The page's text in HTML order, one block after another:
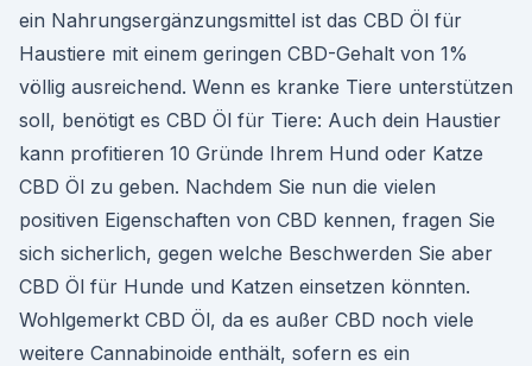
ein Nahrungsergänzungsmittel ist das CBD Öl für
Haustiere mit einem geringen CBD-Gehalt von 1%
völlig ausreichend. Wenn es kranke Tiere unterstützen
soll, benötigt es CBD Öl für Tiere: Auch dein Haustier
kann profitieren 10 Gründe Ihrem Hund oder Katze
CBD Öl zu geben. Nachdem Sie nun die vielen
positiven Eigenschaften von CBD kennen, fragen Sie
sich sicherlich, gegen welche Beschwerden Sie aber
CBD Öl für Hunde und Katzen einsetzen könnten.
Wohlgemerkt CBD Öl, da es außer CBD noch viele
weitere Cannabinoide enthält, sofern es ein